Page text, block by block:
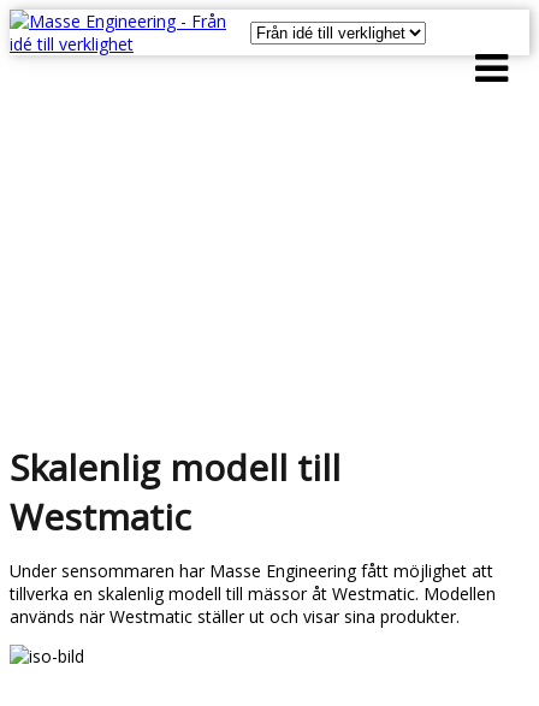
Skalenlig modell till
Westmatic
Under sensommaren har Masse Engineering fått möjlighet att
tillverka en skalenlig modell till mässor åt Westmatic. Modellen
används när Westmatic ställer ut och visar sina produkter.